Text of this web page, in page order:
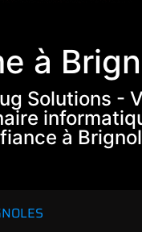
à
Solutions -
à